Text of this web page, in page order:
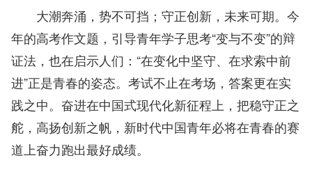
大潮奔涌，势不可挡；守正创新，未来可期。今
年的高考作文题，引导青年学子思考“变与不变”的辩
证法，也在启示人们：“在变化中坚守、在求索中前
进”正是青春的姿态。考试不止在考场，答案更在实
践之中。奋进在中国式现代化新征程上，把稳守正之
舵，高扬创新之帆，新时代中国青年必将在青春的赛
道上奋力跑出最好成绩。